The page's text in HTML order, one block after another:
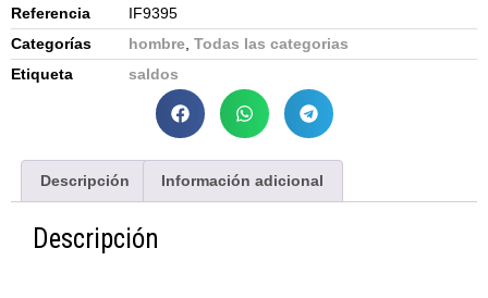
Referencia
IF9395
Categorías
hombre, Todas las categorias
Etiqueta
saldos
Descripción Información adicional
Descripción